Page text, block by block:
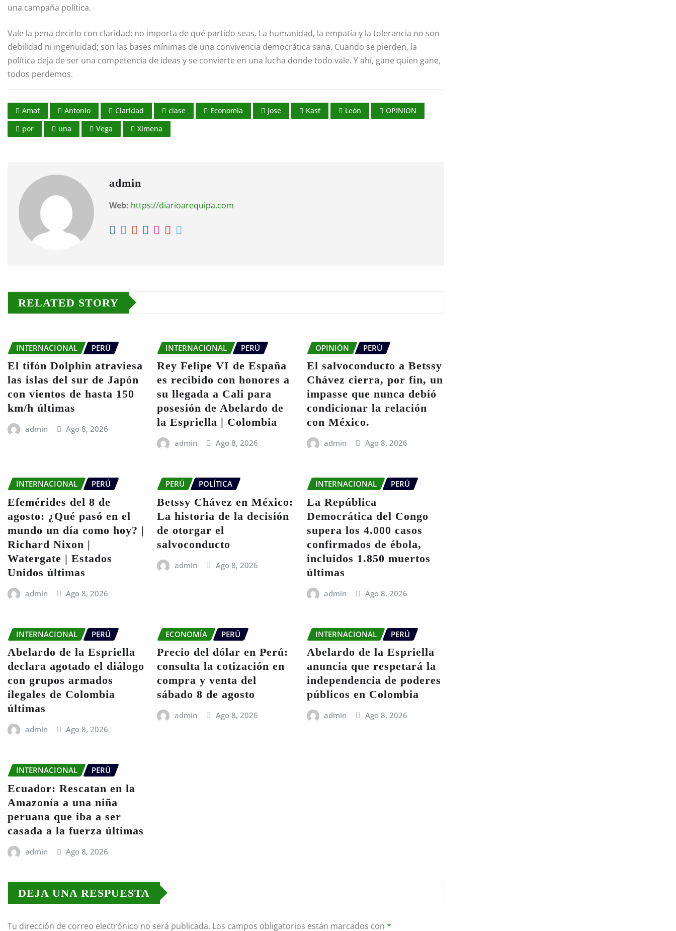
una campaña política.
Vale la pena decirlo con claridad: no importa de qué partido seas. La humanidad, la empatía y la tolerancia no son
debilidad ni ingenuidad; son las bases mínimas de una convivencia democrática sana. Cuando se pierden, la
política deja de ser una competencia de ideas y se convierte en una lucha donde todo vale. Y ahí, gane quien gane,
todos perdemos.
Amat Antonio Claridad clase Economía Jose Kast León
OPINION
por
una Vega Ximena
admin
Web: https://diarioarequipa.com
RELATED STORY
INTERNACIONAL PERÚ
El tifón Dolphin atraviesa
las islas del sur de Japón
con vientos de hasta 150
km/h últimas
admin Ago 8, 2026
INTERNACIONAL PERÚ
Rey Felipe VI de España
es recibido con honores a
su llegada a Cali para
posesión de Abelardo de
la Espriella | Colombia
admin Ago 8, 2026
OPINIÓN PERÚ
El salvoconducto a Betssy
Chávez cierra, por fin, un
impasse que nunca debió
condicionar la relación
con México.
admin Ago 8, 2026
INTERNACIONAL PERÚ
Efemérides del 8 de
agosto: ¿Qué pasó en el
mundo un día como hoy? |
Richard Nixon |
Watergate | Estados
Unidos últimas
admin Ago 8, 2026
PERÚ POLÍTICA
Betssy Chávez en México:
La historia de la decisión
de otorgar el
salvoconducto
admin Ago 8, 2026
INTERNACIONAL PERÚ
La República
Democrática del Congo
supera los 4.000 casos
confirmados de ébola,
incluidos 1.850 muertos
últimas
admin Ago 8, 2026
INTERNACIONAL PERÚ
Abelardo de la Espriella
declara agotado el diálogo
con grupos armados
ilegales de Colombia
últimas
admin Ago 8, 2026
ECONOMÍA PERÚ
Precio del dólar en Perú:
consulta la cotización en
compra y venta del
sábado 8 de agosto
admin Ago 8, 2026
INTERNACIONAL PERÚ
Abelardo de la Espriella
anuncia que respetará la
independencia de poderes
públicos en Colombia
admin Ago 8, 2026
INTERNACIONAL PERÚ
Ecuador: Rescatan en la
Amazonía a una niña
peruana que iba a ser
casada a la fuerza últimas
admin Ago 8, 2026
DEJA UNA RESPUESTA
Tu dirección de correo electrónico no será publicada. Los campos obligatorios están marcados con *